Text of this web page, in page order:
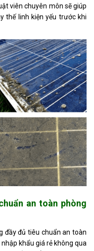
viên chuyên môn sẽ giúp
thế linh kiện yếu trước khi
an toàn phòng
đầy đủ tiêu chuẩn an toàn
khẩu giá rẻ không qua